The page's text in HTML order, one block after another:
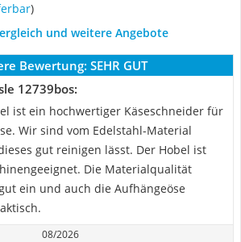
)
und weitere Angebote
Bewertung: SEHR GUT
12739bos:
ist ein hochwertiger Käseschneider für
Wir sind vom Edelstahl-Material
gut reinigen lässt. Der Hobel ist
Die Materialqualität
ein und auch die Aufhängeöse
08/2026